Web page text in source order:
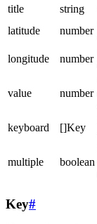
title
string
latitude
number
longitude
number
value number
keyboard []Key
multiple boolean
Key#